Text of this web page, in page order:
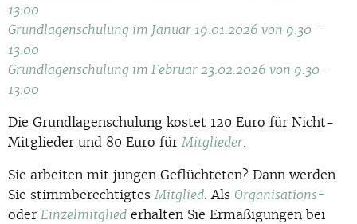
13:00
Grundlagenschulung im Januar 19.01.2026 von 9:30 –
13:00
Grundlagenschulung im Februar 23.02.2026 von 9:30 –
13:00
Die Grundlagenschulung kostet 120 Euro für Nicht-
Mitglieder und 80 Euro fürMitglieder.
Sie arbeiten mit jungen Geflüchteten? Dann werden
Sie stimmberechtigtesMitglied. Als Organisations-
oder Einzelmitglied erhalten Sie Ermäßigungen bei